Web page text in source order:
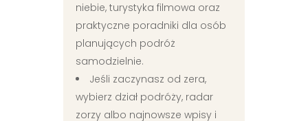
niebie, turystyka filmowa oraz
praktyczne poradniki dla osób
planujących podróż
samodzielnie.
Jeśli zaczynasz od zera,
wybierz dział podróży, radar
zorzy albo najnowsze wpisy i